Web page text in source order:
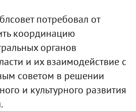
потребовал от
координацию
органов
и их взаимодействие с
советом в решении
и культурного развития